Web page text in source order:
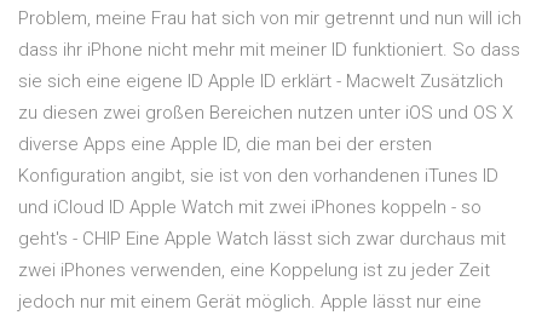
Problem, meine Frau hat sich von mir getrennt und nun will ich
dass ihr iPhone nicht mehr mit meiner ID funktioniert. So dass
sie sich eine eigene ID Apple ID erklärt - Macwelt Zusätzlich
zu diesen zwei großen Bereichen nutzen unter iOS und OS X
diverse Apps eine Apple ID, die man bei der ersten
Konfiguration angibt, sie ist von den vorhandenen iTunes ID
und iCloud ID Apple Watch mit zwei iPhones koppeln - so
geht's - CHIP Eine Apple Watch lässt sich zwar durchaus mit
zwei iPhones verwenden, eine Koppelung ist zu jeder Zeit
jedoch nur mit einem Gerät möglich. Apple lässt nur eine